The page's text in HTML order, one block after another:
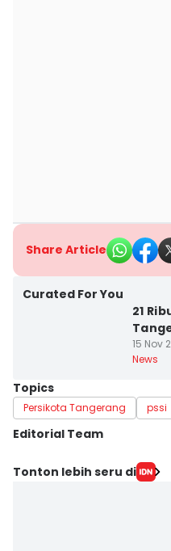
Share Article
Curated For You
21
15 Nov
News
Topics
Persikota Tangerang pssi
Editorial Team
Editor
Tonton lebih seru di